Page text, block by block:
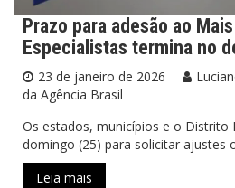
Prazo para adesão ao
Especialistas termina no
23 de janeiro de 2026
da Agência Brasil
Os estados, municípios e o Distrito
domingo (25) para solicitar ajustes
Leia mais